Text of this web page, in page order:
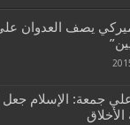
يصف العدوان على
جمعة: الإسلام